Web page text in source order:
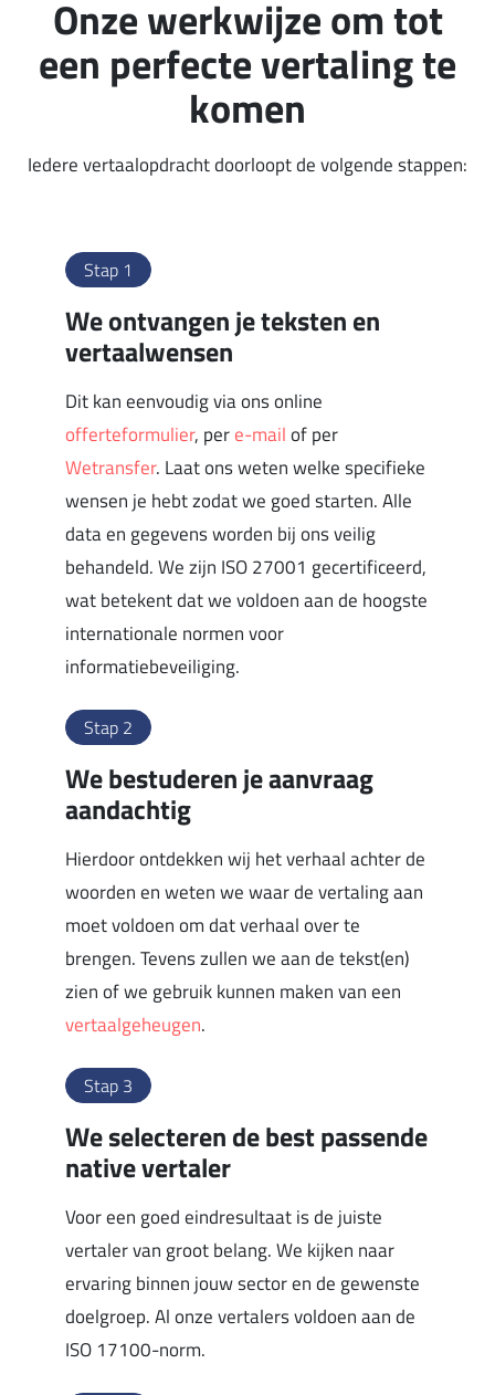
Onze werkwijze om tot
een perfecte vertaling te
komen
Iedere vertaalopdracht doorloopt de volgende stappen:
Stap 1
We ontvangen je teksten en
vertaalwensen
Dit kan eenvoudig via ons online
offerteformulier, pere-mailof per
Wetransfer. Laat ons weten welke specifieke
wensen je hebt zodat we goed starten. Alle
data en gegevens worden bij ons veilig
behandeld. We zijn ISO 27001 gecertificeerd,
wat betekent dat we voldoen aan de hoogste
internationale normen voor
informatiebeveiliging.
Stap 2
We bestuderen je aanvraag
aandachtig
Hierdoor ontdekken wij het verhaal achter de
woorden en weten we waar de vertaling aan
moet voldoen om dat verhaal over te
brengen. Tevens zullen we aan de tekst(en)
zien of we gebruik kunnen maken van een
vertaalgeheugen.
Stap 3
We selecteren de best passende
native vertaler
Voor een goed eindresultaat is de juiste
vertaler van groot belang. We kijken naar
ervaring binnen jouw sector en de gewenste
doelgroep. Al onze vertalers voldoen aan de
ISO 17100-norm.